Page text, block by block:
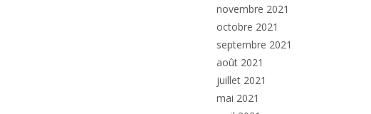
novembre 2021
octobre 2021
septembre 2021
août 2021
juillet 2021
mai 2021